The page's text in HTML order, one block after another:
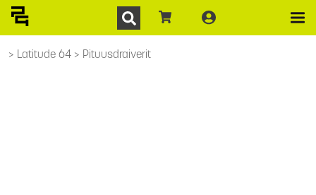
Latitude 64 Pituusdraiverit